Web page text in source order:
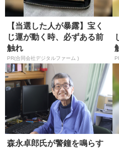
【当選した人が暴露】宝く
じ運が動く時、必ずある前
触れ
PR(合同会社デジタルファーム )
森永卓郎氏が警鐘を鳴らす